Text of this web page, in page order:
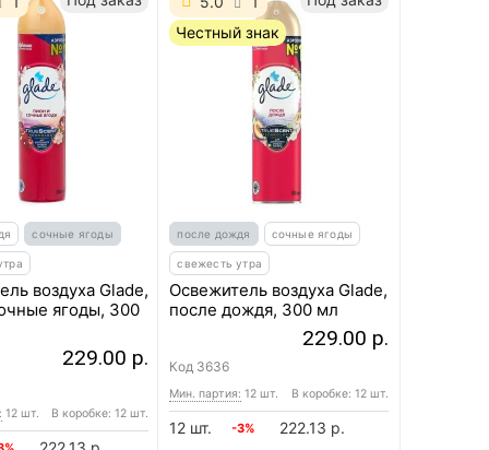
сочные ягоды
воздуха Glade,
ягоды, 300
229.00 р.
12 шт. В коробке: 12 шт.
Честный знак
после дождя сочные ягоды
свежесть утра
Освежитель воздуха Glade,
после дождя, 300 мл
229.00 р.
Код 3636
Мин. партия: 12 шт. В коробке: 12 шт.
12 шт. -3% 222.13 р.